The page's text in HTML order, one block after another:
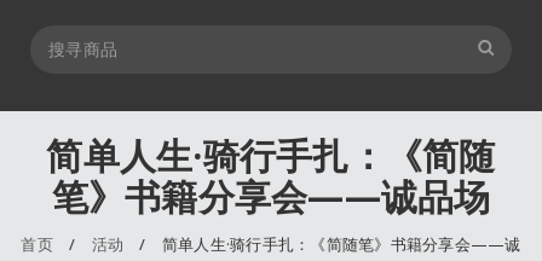
简单人生·骑行手扎：《简随
笔》书籍分享会——诚品场
首页 / 活动 /
简单人生·骑行手扎：《简随笔》书籍分享会——诚